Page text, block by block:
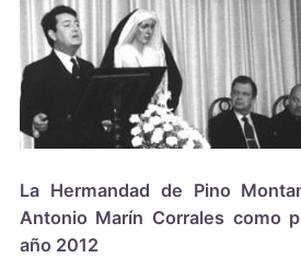
La Hermandad de Pino
Antonio Marín Corrales como
año 2012